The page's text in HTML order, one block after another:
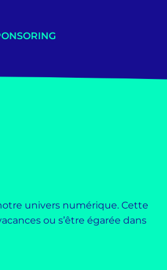
univers numérique. Cette
ou s’être égarée dans